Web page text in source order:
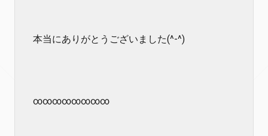
本当にありがとうございました(^-^)
∞∞∞∞∞∞∞∞